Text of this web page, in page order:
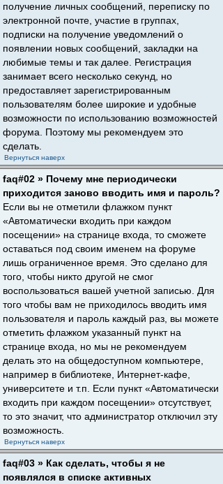
получение личных сообщений, переписку по
электронной почте, участие в группах,
подписки на получение уведомлений о
появлении новых сообщений, закладки на
любимые темы и так далее. Регистрация
занимает всего несколько секунд, но
предоставляет зарегистрированным
пользователям более широкие и удобные
возможности по использованию возможностей
форума. Поэтому мы рекомендуем это
сделать.
Вернуться наверх
faq#02 » Почему мне периодически
приходится заново вводить имя и пароль?
Если вы не отметили флажком пункт
«Автоматически входить при каждом
посещении» на странице входа, то сможете
оставаться под своим именем на форуме
лишь ограниченное время. Это сделано для
того, чтобы никто другой не смог
воспользоваться вашей учетной записью. Для
того чтобы вам не приходилось вводить имя
пользователя и пароль каждый раз, вы можете
отметить флажком указанный пункт на
странице входа, но мы не рекомендуем
делать это на общедоступном компьютере,
например в библиотеке, Интернет-кафе,
университете и т.п. Если пункт «Автоматически
входить при каждом посещении» отсутствует,
то это значит, что администратор отключил эту
возможность.
Вернуться наверх
faq#03 » Как сделать, чтобы я не
появлялся в списке активных